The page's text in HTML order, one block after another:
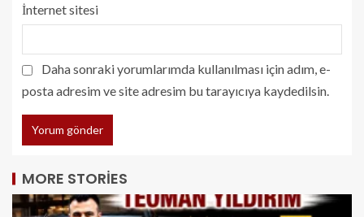
İnternet sitesi
Daha sonraki yorumlarımda kullanılması için adım, e-
posta adresim ve site adresim bu tarayıcıya kaydedilsin.
MORE STORIES